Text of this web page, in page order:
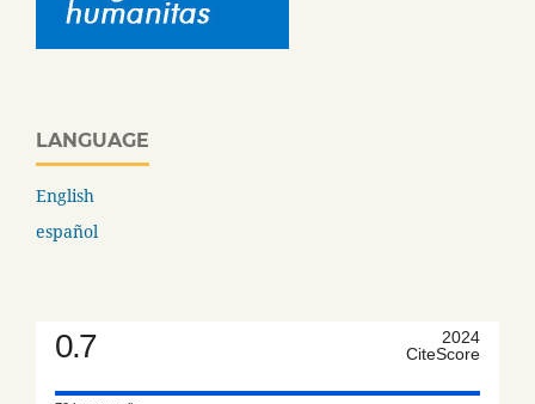
LANGUAGE
English
español
0.7
2024
CiteScore